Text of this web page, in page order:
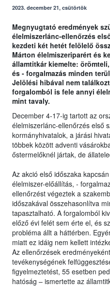
2023. december 21, csütörtök
Megnyugtató eredmények
élelmiszerlánc-ellenőrzés
kezdeti két hetét felölelő
Márton élelmiszeriparért és
államtitkár kiemelte:
és - forgalmazás minden
Jelölési hibával nem
forgalomból is fele annyi
mint tavaly.
December 4-17-ig tartott az
élelmiszerlánc-ellenőrzés első
kormányhivatalok, a járási
többek között adventi
őstermelőknél jártak, de
Az akció első időszaka
élelmiszer-előállítás, -
ellenőrzést végeztek a
időszakával összehasonlítva
tapasztalható. A forgalomból
előző évi felét sem érte el, és
probléma állt a háttérben.
miatt ez idáig nem kellett
Az ellenőrzések
tevékenységének
figyelmeztetést, 55 esetben
hatóság – ismertette az